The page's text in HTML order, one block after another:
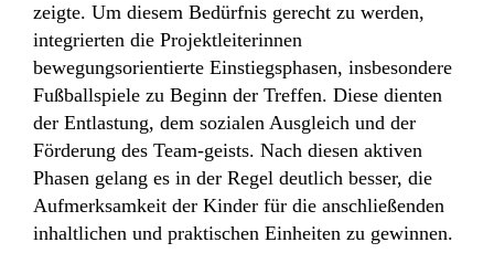
zeigte. Um diesem Bedürfnis gerecht zu werden,
integrierten die Projektleiterinnen
bewegungsorientierte Einstiegsphasen, insbesondere
Fußballspiele zu Beginn der Treffen. Diese dienten
der Entlastung, dem sozialen Ausgleich und der
Förderung des Team-geists. Nach diesen aktiven
Phasen gelang es in der Regel deutlich besser, die
Aufmerksamkeit der Kinder für die anschließenden
inhaltlichen und praktischen Einheiten zu gewinnen.